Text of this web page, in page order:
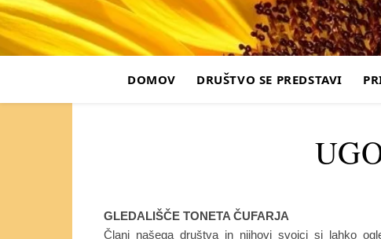
DOMOV DRUŠTVO SE PREDSTAVI
GLEDALIŠČE TONETA ČUFARJA
Člani našega društva in njihovi svojci si lahko